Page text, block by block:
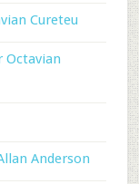
Cureteu
Octavian
Anderson